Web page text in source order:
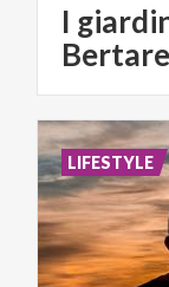
I
LIFESTYLE